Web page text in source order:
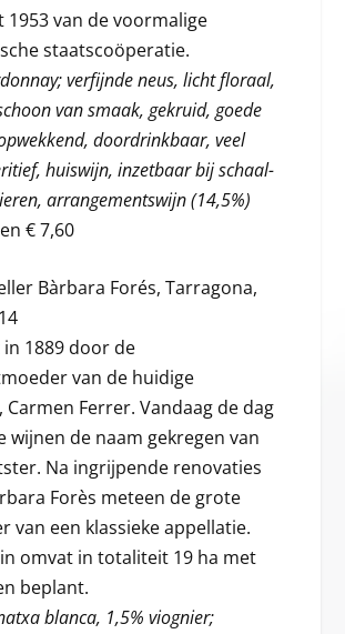
1953 van de voormalige
staatscoöperatie.
verfijnde neus, licht floraal,
van smaak, gekruid, goede
doordrinkbaar, veel
huiswijn, inzetbaar bij schaal-
arrangementswijn (14,5%)
€ 7,60
Bàrbara Forés, Tarragona,
1889 door de
van de huidige
Carmen Ferrer. Vandaag de dag
wijnen de naam gekregen van
Na ingrijpende renovaties
Forès meteen de grote
van een klassieke appellatie.
omvat in totaliteit 19 ha met
beplant.
blanca, 1,5% viognier;